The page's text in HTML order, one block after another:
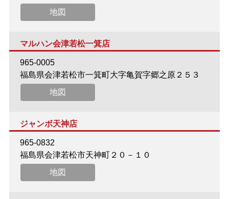
地図
マルハン会津若松一箕店
965-0005
福島県会津若松市一箕町大字亀賀字郷之原２５３
地図
ジャンボ天神店
965-0832
福島県会津若松市天神町２０－１０
地図